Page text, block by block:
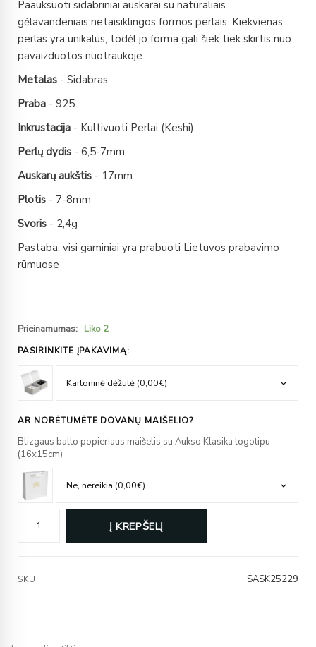
Paauksuoti sidabriniai auskarai su natūraliais
gėlavandeniais netaisiklingos formos perlais. Kiekvienas
perlas yra unikalus, todėl jo forma gali šiek tiek skirtis nuo
pavaizduotos nuotraukoje.
Metalas - Sidabras
Praba - 925
Inkrustacija - Kultivuoti Perlai (Keshi)
Perlų dydis - 6,5-7mm
Auskarų aukštis - 17mm
Plotis - 7-8mm
Svoris - 2,4g
Pastaba: visi gaminiai yra prabuoti Lietuvos prabavimo
rūmuose
Prieinamumas: Liko 2
PASIRINKITE ĮPAKAVIMĄ:
AR NORĖTUMĖTE DOVANŲ MAIŠELIO?
Blizgaus balto popieriaus maišelis su Aukso Klasika logotipu
(16x15cm)
Į KREPŠELĮ
SKU SASK25229